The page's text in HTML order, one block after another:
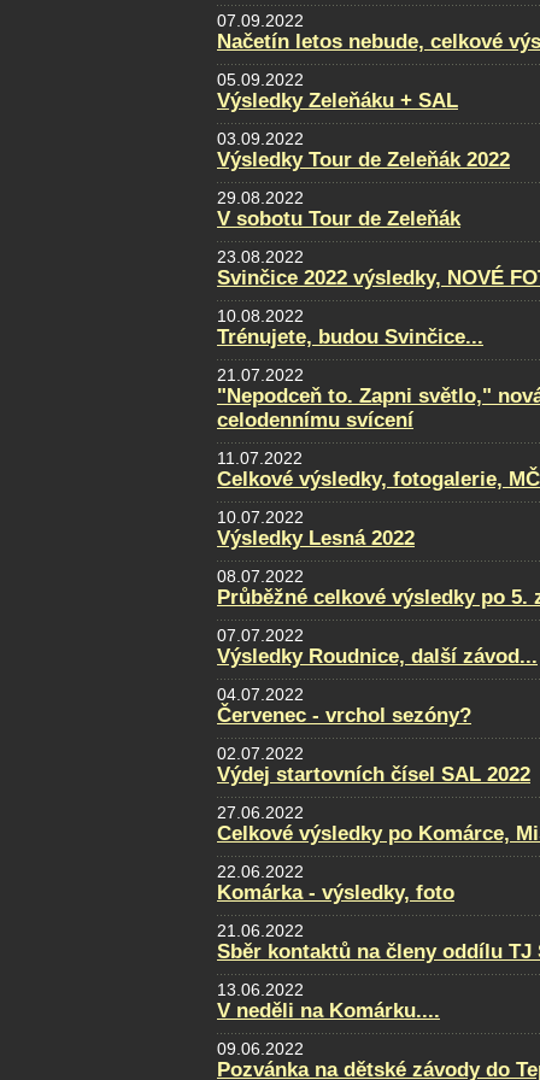
07.09.2022
Načetín letos nebude, celkové
05.09.2022
Výsledky Zeleňáku + SAL
03.09.2022
Výsledky Tour de Zeleňák 2022
29.08.2022
V sobotu Tour de Zeleňák
23.08.2022
Svinčice 2022 výsledky, NOVÉ
10.08.2022
Trénujete, budou Svinčice...
21.07.2022
"Nepodceň to. Zapni světlo,"
celodennímu svícení
11.07.2022
Celkové výsledky, fotogalerie,
10.07.2022
Výsledky Lesná 2022
08.07.2022
Průběžné celkové výsledky po 5.
07.07.2022
Výsledky Roudnice, další závod...
04.07.2022
Červenec - vrchol sezóny?
02.07.2022
Výdej startovních čísel SAL 2022
27.06.2022
Celkové výsledky po Komárce,
22.06.2022
Komárka - výsledky, foto
21.06.2022
Sběr kontaktů na členy oddílu TJ
13.06.2022
V neděli na Komárku....
09.06.2022
Pozvánka na dětské závody do